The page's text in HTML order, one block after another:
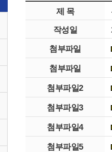
제 목
작성일
첨부파일
첨부파일
첨부파일2
첨부파일3
첨부파일4
첨부파일5